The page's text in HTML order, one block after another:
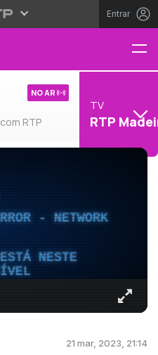
Entrar
RTP
NO AR
TV
RTP
- NETWORK
NESTE
21 mar, 2023, 21:14